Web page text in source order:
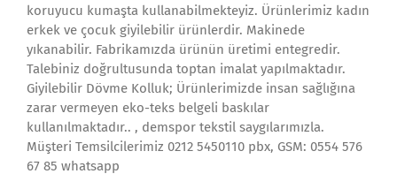
koruyucu kumaşta kullanabilmekteyiz. Ürünlerimiz kadın
erkek ve çocuk giyilebilir ürünlerdir. Makinede
yıkanabilir. Fabrikamızda ürünün üretimi entegredir.
Talebiniz doğrultusunda toptan imalat yapılmaktadır.
Giyilebilir Dövme Kolluk; Ürünlerimizde insan sağlığına
zarar vermeyen eko-teks belgeli baskılar
kullanılmaktadır.. , demspor tekstil saygılarımızla.
Müşteri Temsilcilerimiz 0212 5450110 pbx, GSM: 0554 576
67 85 whatsapp